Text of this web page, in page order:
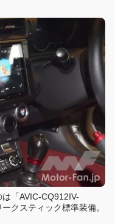
「AVIC-CQ912IV-
クスティック標準装備。